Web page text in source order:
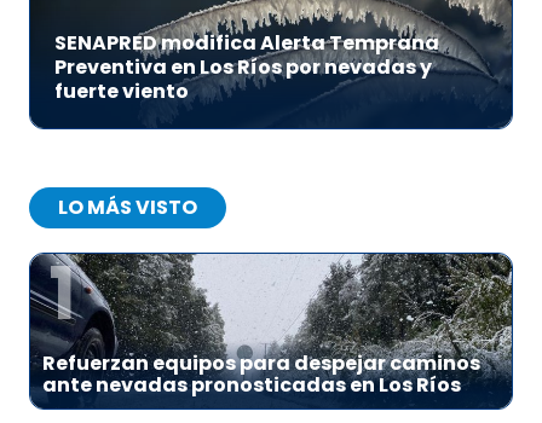
SENAPRED modifica Alerta Temprana
Preventiva en Los Ríos por nevadas y
fuerte viento
LO MÁS VISTO
1
Refuerzan equipos para despejar caminos
ante nevadas pronosticadas en Los Ríos